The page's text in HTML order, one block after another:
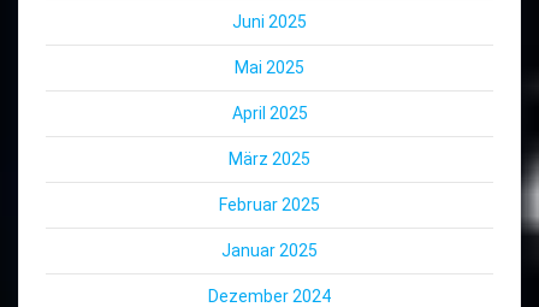
Juni 2025
Mai 2025
April 2025
März 2025
Februar 2025
Januar 2025
Dezember 2024